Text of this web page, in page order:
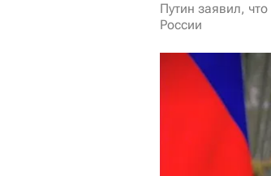
Путин заявил,
России